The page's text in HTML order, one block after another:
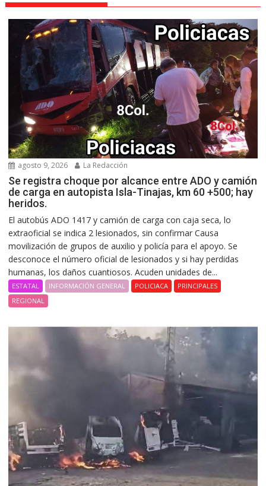
agosto 9, 2026 La Redacción
Se registra choque por alcance entre ADO y camión
de carga en autopista Isla-Tinajas, km 60 +500; hay
heridos.
El autobús ADO 1417 y camión de carga con caja seca, lo
extraoficial se indica 2 lesionados, sin confirmar Causa
movilización de grupos de auxilio y policía para el apoyo. Se
desconoce el número oficial de lesionados y si hay perdidas
humanas, los daños cuantiosos. Acuden unidades de...
ESTATAL INFORMACIÓN GENERAL POLICIACA
PRINCIPALES
REGIONAL